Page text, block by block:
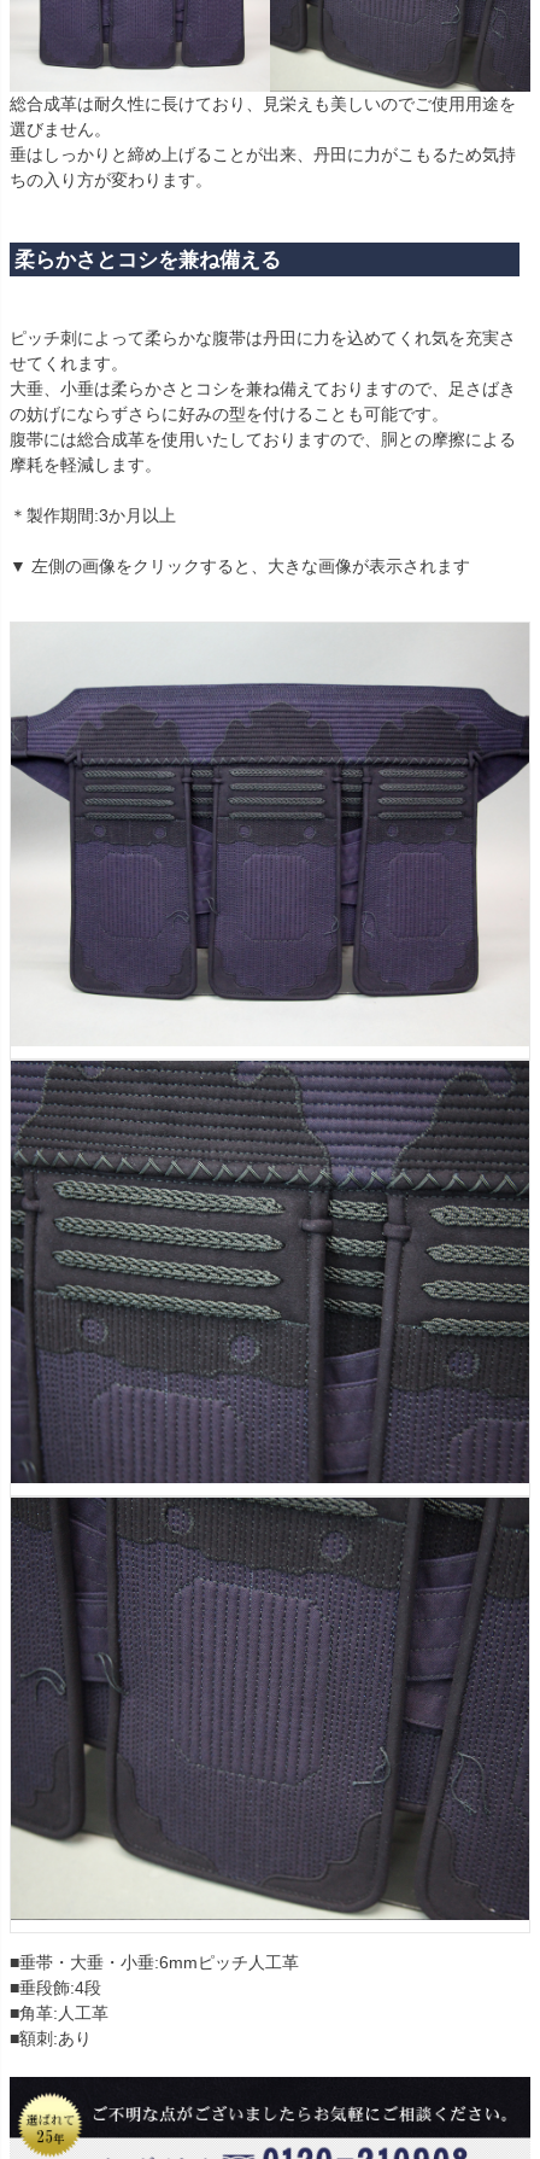
総合成革は耐久性に長けており、見栄えも美しいのでご使用用途を
選びません。
垂はしっかりと締め上げることが出来、丹田に力がこもるため気持
ちの入り方が変わります。
柔らかさとコシを兼ね備える
ピッチ刺によって柔らかな腹帯は丹田に力を込めてくれ気を充実さ
せてくれます。
大垂、小垂は柔らかさとコシを兼ね備えておりますので、足さばき
の妨げにならずさらに好みの型を付けることも可能です。
腹帯には総合成革を使用いたしておりますので、胴との摩擦による
摩耗を軽減します。
＊製作期間:3か月以上
▼ 左側の画像をクリックすると、大きな画像が表示されます
■垂帯・大垂・小垂:6mmピッチ人工革
■垂段飾:4段
■角革:人工革
■額刺:あり